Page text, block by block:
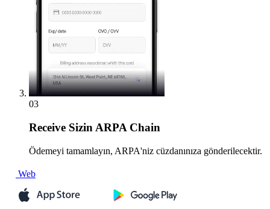
03
Receive Sizin ARPA Chain
Ödemeyi tamamlayın, ARPA'niz cüzdanınıza gönderilecektir.
Web